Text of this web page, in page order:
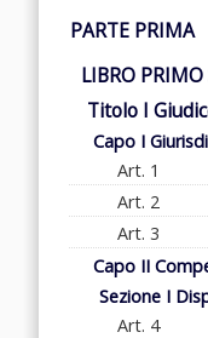
PARTE PRIMA
LIBRO PRIMO
Titolo I
Capo I
Art. 1
Art. 2
Art. 3
Capo II
Sezione I
Art. 4